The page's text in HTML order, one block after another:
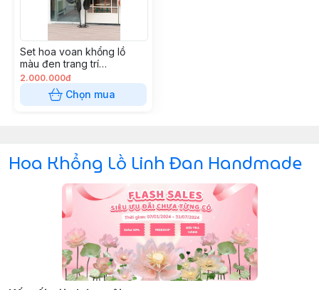
Set hoa voan khổng lồ
màu đen trang trí
halloween huyền bí
2.000.000đ
Chọn mua
Hoa Khổng Lồ Linh Đan Handmade